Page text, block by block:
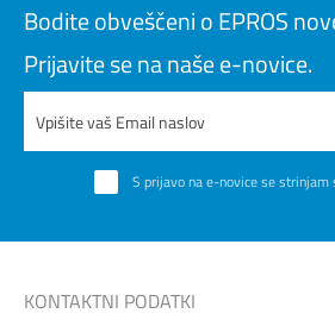
Bodite obveščeni o EPROS
Prijavite se na naše e-novice.
S prijavo na e-novice se strinjam
KONTAKTNI PODATKI